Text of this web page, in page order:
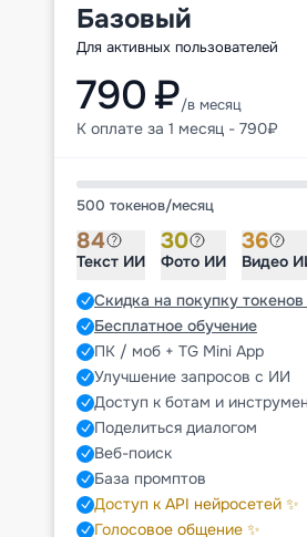
Базовый
Для активных пользователей
790 ₽/в месяц
К оплате за 1 месяц - 790₽
500 токенов/месяц
84
Текст ИИ
30
Фото ИИ
36
Видео
Скидка на покупку токенов
Бесплатное обучение
ПК / моб + TG Mini App
Улучшение запросов с ИИ
Доступ к ботам и
Поделиться диалогом
Веб-поиск
База промптов
Доступ к API нейросетей ✨
Голосовое общение ✨